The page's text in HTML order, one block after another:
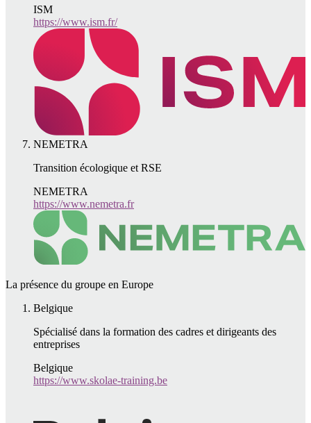
ISM
https://www.ism.fr/
NEMETRA
Transition écologique et RSE
NEMETRA
https://www.nemetra.fr
La présence du groupe en Europe
Belgique
Spécialisé dans la formation des cadres et dirigeants des
entreprises
Belgique
https://www.skolae-training.be